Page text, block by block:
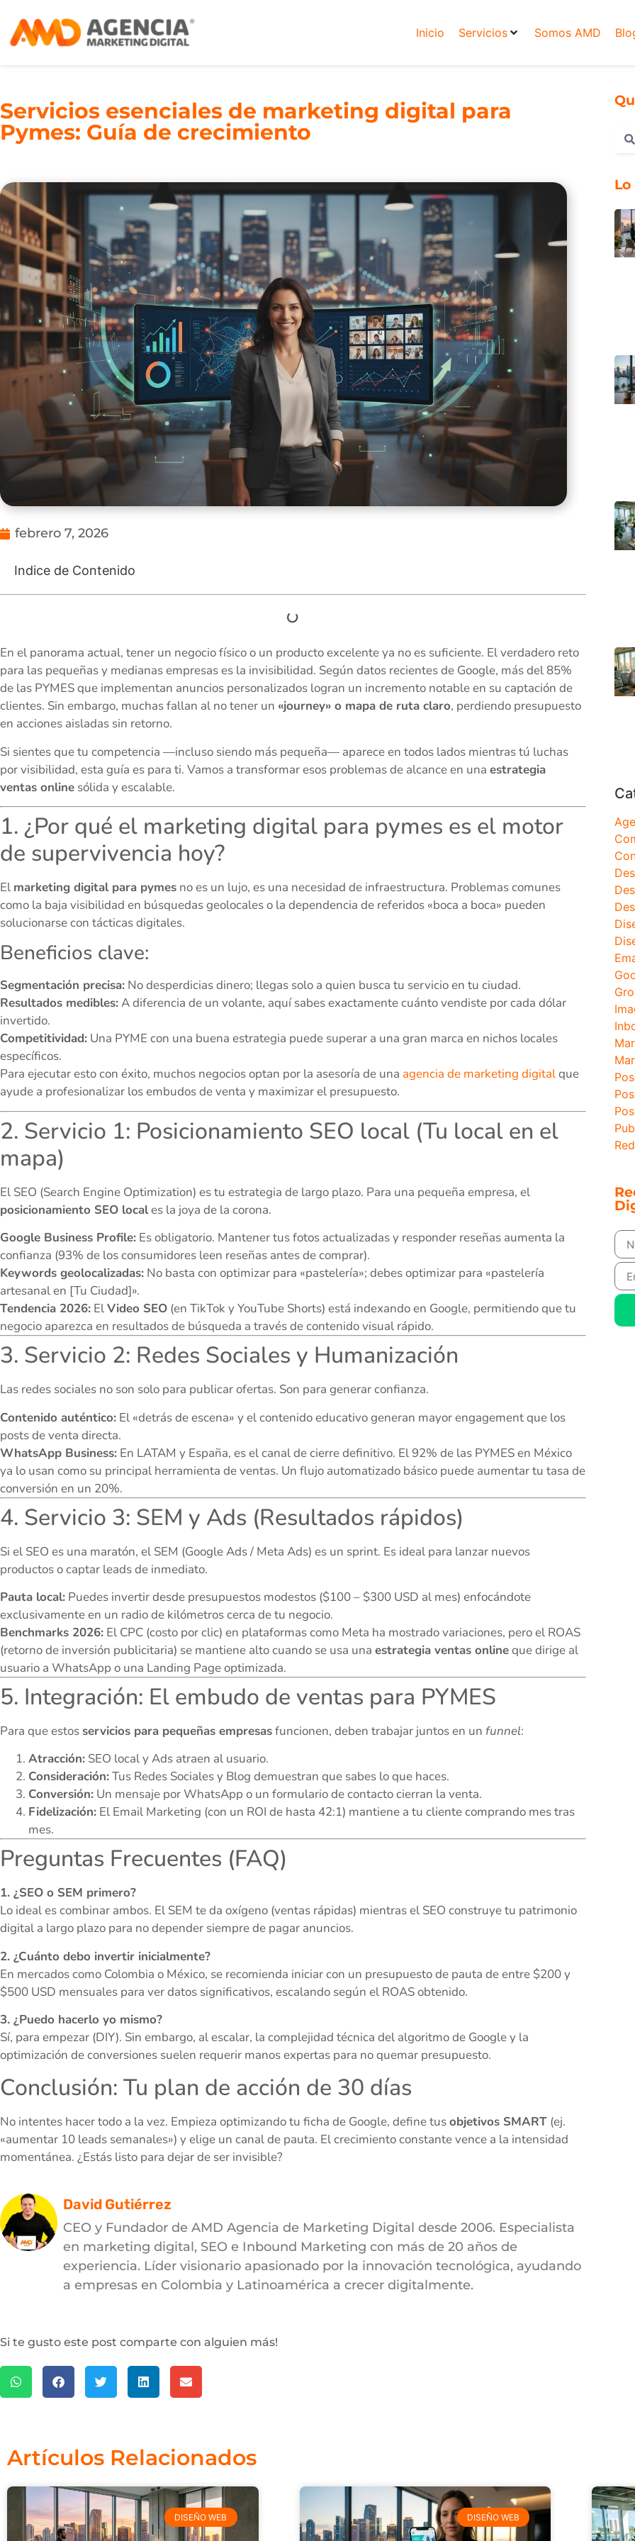
Inicio Servicios Somos AMD
Servicios esenciales de marketing digital para
Pymes: Guía de crecimiento
febrero 7, 2026
Indice de Contenido
En el panorama actual, tener un negocio físico o un producto excelente ya no es suficiente. El verdadero reto
para las pequeñas y medianas empresas es la invisibilidad. Según datos recientes de Google, más del 85%
de las PYMES que implementan anuncios personalizados logran un incremento notable en su captación de
clientes. Sin embargo, muchas fallan al no tener un «journey» o mapa de ruta claro, perdiendo presupuesto
en acciones aisladas sin retorno.
Si sientes que tu competencia —incluso siendo más pequeña— aparece en todos lados mientras tú luchas
por visibilidad, esta guía es para ti. Vamos a transformar esos problemas de alcance en una estrategia
ventas online sólida y escalable.
1. ¿Por qué el marketing digital para pymes es el motor
de supervivencia hoy?
El marketing digital para pymes no es un lujo, es una necesidad de infraestructura. Problemas comunes
como la baja visibilidad en búsquedas geolocales o la dependencia de referidos «boca a boca» pueden
solucionarse con tácticas digitales.
Beneficios clave:
Segmentación precisa: No desperdicias dinero; llegas solo a quien busca tu servicio en tu ciudad.
Resultados medibles:A diferencia de un volante, aquí sabes exactamente cuánto vendiste por cada dólar
invertido.
Competitividad: Una PYME con una buena estrategia puede superar a una gran marca en nichos locales
específicos.
Para ejecutar esto con éxito, muchos negocios optan por la asesoría de una agencia de marketing digitalque
ayude a profesionalizar los embudos de venta y maximizar el presupuesto.
2. Servicio 1: Posicionamiento SEO local (Tu local en el
mapa)
El SEO (Search Engine Optimization) es tu estrategia de largo plazo. Para una pequeña empresa, el
posicionamiento SEO locales la joya de la corona.
Google Business Profile: Es obligatorio. Mantener tus fotos actualizadas y responder reseñas aumenta la
confianza (93% de los consumidores leen reseñas antes de comprar).
Keywords geolocalizadas: No basta con optimizar para «pastelería»; debes optimizar para «pastelería
artesanal en [Tu Ciudad]».
Tendencia 2026: ElVideo SEO (en TikTok y YouTube Shorts) está indexando en Google, permitiendo que tu
negocio aparezca en resultados de búsqueda a través de contenido visual rápido.
3. Servicio 2: Redes Sociales y Humanización
Las redes sociales no son solo para publicar ofertas. Son para generar confianza.
Contenido auténtico: El «detrás de escena» y el contenido educativo generan mayor engagement que los
posts de venta directa.
WhatsApp Business: En LATAM y España, es el canal de cierre definitivo. El 92% de las PYMES en México
ya lo usan como su principal herramienta de ventas. Un flujo automatizado básico puede aumentar tu tasa de
conversión en un 20%.
4. Servicio 3: SEM y Ads (Resultados rápidos)
Si el SEO es una maratón, el SEM (Google Ads / Meta Ads) es un sprint. Es ideal para lanzar nuevos
productos o captar leads de inmediato.
Pauta local: Puedes invertir desde presupuestos modestos ($100 – $300 USD al mes) enfocándote
exclusivamente en un radio de kilómetros cerca de tu negocio.
Benchmarks 2026: El CPC (costo por clic) en plataformas como Meta ha mostrado variaciones, pero el ROAS
(retorno de inversión publicitaria) se mantiene alto cuando se usa una estrategia ventas onlineque dirige al
usuario a WhatsApp o una Landing Page optimizada.
5. Integración: El embudo de ventas para PYMES
Para que estosservicios para pequeñas empresasfuncionen, deben trabajar juntos en un funnel:
Atracción: SEO local y Ads atraen al usuario.
Consideración:Tus Redes Sociales y Blog demuestran que sabes lo que haces.
Conversión: Un mensaje por WhatsApp o un formulario de contacto cierran la venta.
Fidelización: El Email Marketing (con un ROI de hasta 42:1) mantiene a tu cliente comprando mes tras
mes.
Preguntas Frecuentes (FAQ)
1. ¿SEO o SEM primero?
Lo ideal es combinar ambos. El SEM te da oxígeno (ventas rápidas) mientras el SEO construye tu patrimonio
digital a largo plazo para no depender siempre de pagar anuncios.
2. ¿Cuánto debo invertir inicialmente?
En mercados como Colombia o México, se recomienda iniciar con un presupuesto de pauta de entre $200 y
$500 USD mensuales para ver datos significativos, escalando según el ROAS obtenido.
3. ¿Puedo hacerlo yo mismo?
Sí, para empezar (DIY). Sin embargo, al escalar, la complejidad técnica del algoritmo de Google y la
optimización de conversiones suelen requerir manos expertas para no quemar presupuesto.
Conclusión: Tu plan de acción de 30 días
No intentes hacer todo a la vez. Empieza optimizando tu ficha de Google, define tusobjetivos SMART (ej.
«aumentar 10 leads semanales») y elige un canal de pauta. El crecimiento constante vence a la intensidad
momentánea. ¿Estás listo para dejar de ser invisible?
David Gutiérrez
CEO y Fundador de AMD Agencia de Marketing Digital desde 2006. Especialista
en marketing digital, SEO e Inbound Marketing con más de 20 años de
experiencia. Líder visionario apasionado por la innovación tecnológica, ayudando
a empresas en Colombia y Latinoamérica a crecer digitalmente.
Si te gusto este post comparte con alguien más!
Artículos Relacionados
DISEÑO WEB DISEÑO WEB